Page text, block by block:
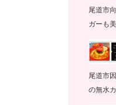
尾道市
ガーも
尾道市
の無水